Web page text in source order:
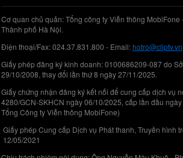
Cơ quan chủ quản: Tổng công ty Viễn thông
Thành phố Hà Nội.
Điện thoại/Fax: 024.37.831.800 - Email:hotro@cliptv.vn
Giấy phép đăng ký kinh doanh: 0100686209-087 do
29/10/2008, thay đổi lần thứ 8 ngày 27/11/2025.
Giấy chứng nhận đăng ký kết nối để cung cấp dịch vụ
4280/GCN-SKHCN ngày 06/10/2025, cấp lần đầu
Tổng Công ty Viễn thông MobiFone)
Giấy phép Cung cấp Dịch vụ Phát thanh, Truyền hình
12/05/2021